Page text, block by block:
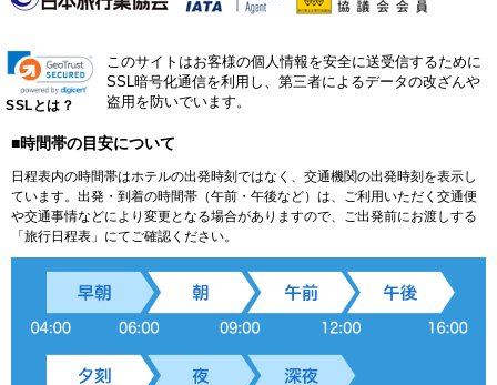
SSLとは？
このサイトはお客様の個人情報を安全に送受信するために
SSL暗号化通信を利用し、第三者によるデータの改ざんや
盗用を防いでいます。
■時間帯の目安について
日程表内の時間帯はホテルの出発時刻ではなく、交通機関の出発時刻を表示し
ています。出発・到着の時間帯（午前・午後など）は、ご利用いただく交通便
や交通事情などにより変更となる場合がありますので、ご出発前にお渡しする
「旅行日程表」にてご確認ください。